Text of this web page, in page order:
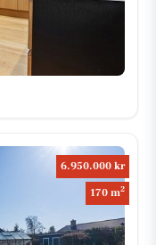
6.950.000 kr
170 m2